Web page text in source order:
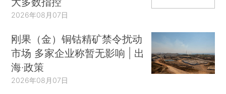
2026年08月07日
刚果（金）铜钴精矿禁令扰动
市场 多家企业称暂无影响 | 出
海·政策
2026年08月07日